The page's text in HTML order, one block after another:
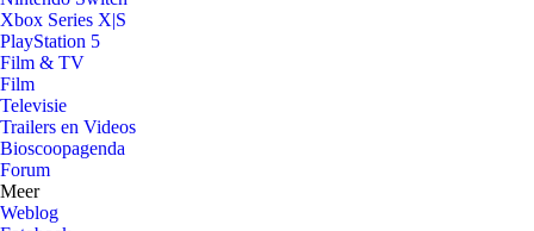
Xbox Series X|S
PlayStation 5
Film & TV
Film
Televisie
Trailers en Videos
Bioscoopagenda
Forum
Meer
Weblog